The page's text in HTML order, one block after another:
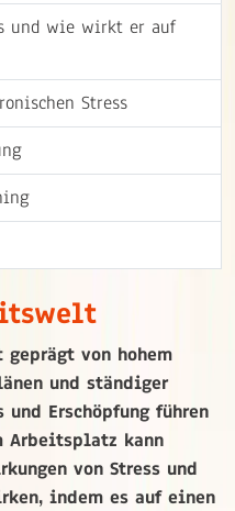
und wie wirkt er auf
Stress
von hohem
und ständiger
Erschöpfung führen
Arbeitsplatz kann
von Stress und
indem es auf einen